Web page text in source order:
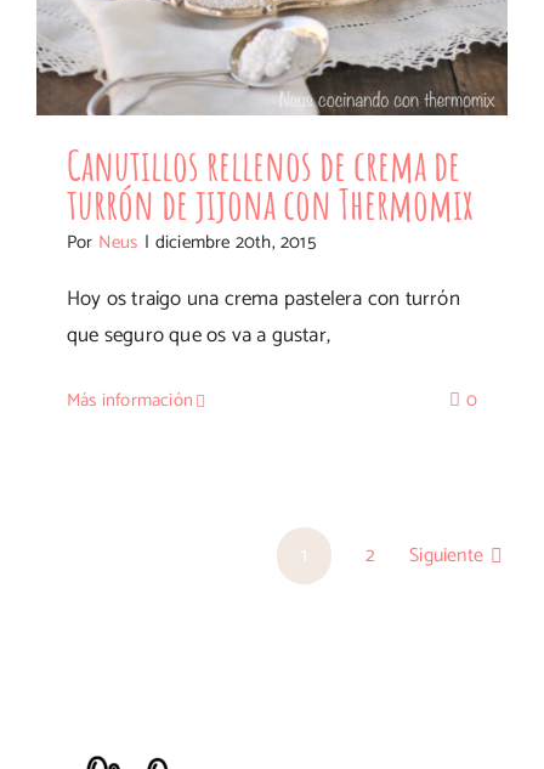
Canutillos rellenos de crema de
turrón de jijona con Thermomix
Por Neus | diciembre 20th, 2015
Hoy os traigo una crema pastelera con turrón
que seguro que os va a gustar,
Más información 0
1 2 Siguiente